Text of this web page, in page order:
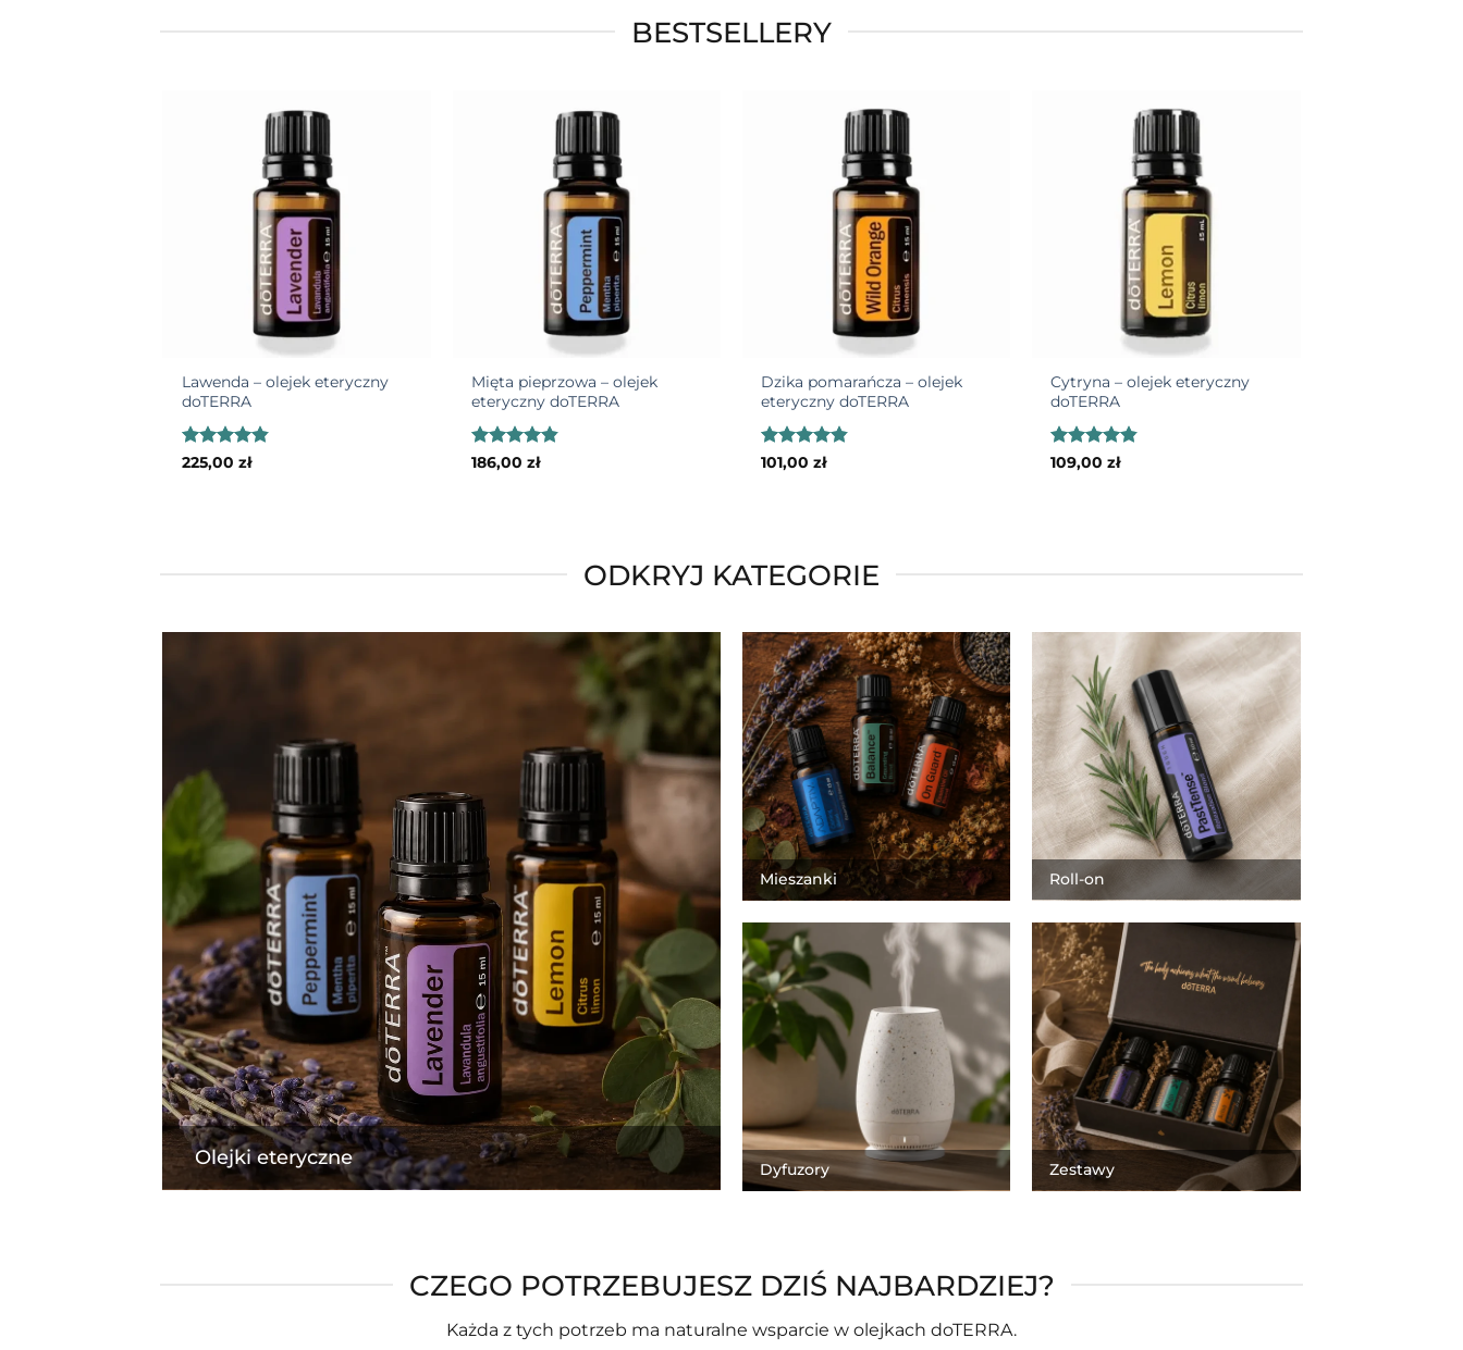
BESTSELLERY
Lawenda – olejek eteryczny
doTERRA
Oceniono
225,00 zł
Mięta pieprzowa – olejek
eteryczny doTERRA
Oceniono
186,00 zł
Dzika pomarańcza – olejek
eteryczny doTERRA
Oceniono
101,00zł
Cytryna – olejek eteryczny
doTERRA
Oceniono
109,00zł
ODKRYJ KATEGORIE
Olejki eteryczne
Mieszanki Roll-on
Dyfuzory Zestawy
CZEGO POTRZEBUJESZ DZIŚ NAJBARDZIEJ?
Każda z tych potrzeb ma naturalne wsparcie w olejkach doTERRA.